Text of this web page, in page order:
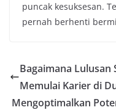
puncak kesuksesan.
pernah berhenti
Bagaimana Lulusan
Memulai Karier di
Mengoptimalkan